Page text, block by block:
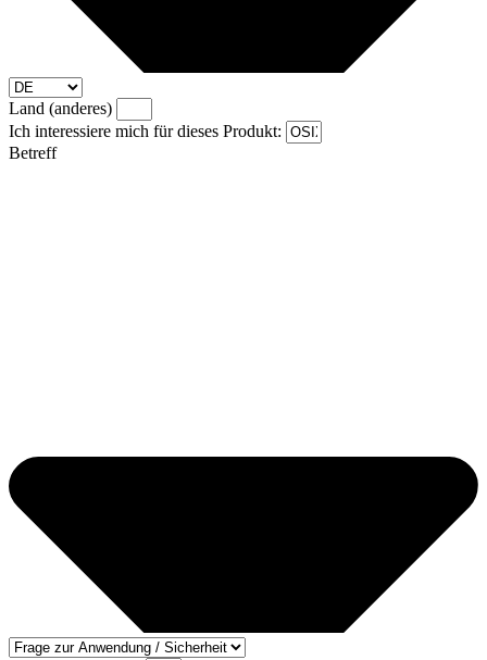
Land (anderes)
Ich interessiere mich für dieses Produkt:
Betreff